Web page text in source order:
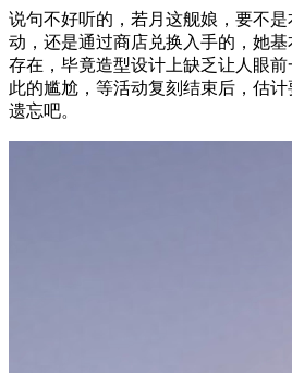
说句不好听的，若月这舰娘，要不
动，还是通过商店兑换入手的，她
存在，毕竟造型设计上缺乏让人眼
此的尴尬，等活动复刻结束后，估
遗忘吧。